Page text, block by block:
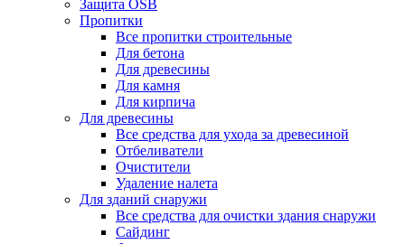
Защита OSB
Пропитки
Все пропитки строительные
Для бетона
Для древесины
Для камня
Для кирпича
Для древесины
Все средства для ухода за древесиной
Отбеливатели
Очистители
Удаление налета
Для зданий снаружи
Все средства для очистки здания снаружи
Сайдинг